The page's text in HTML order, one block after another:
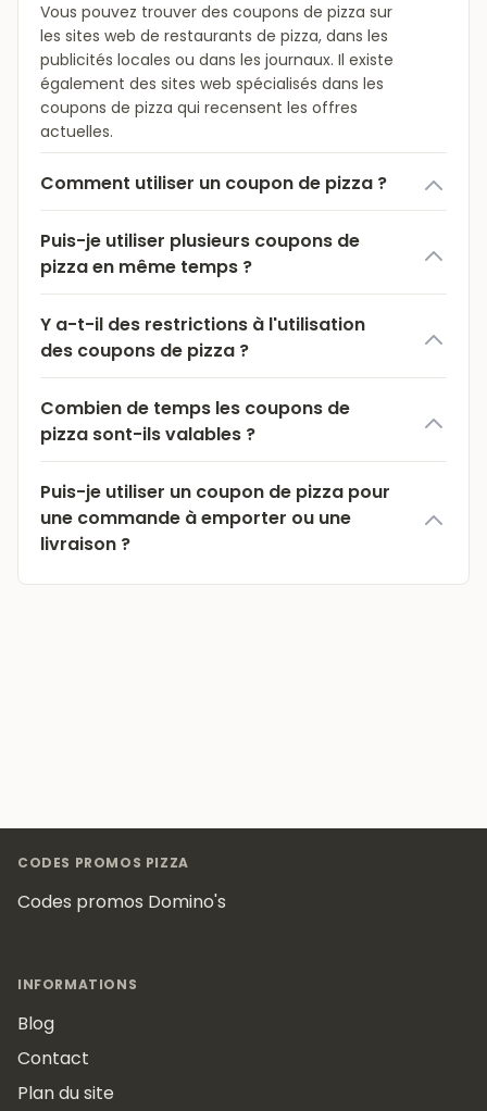
Vous pouvez trouver des coupons de pizza sur
les sites web de restaurants de pizza, dans les
publicités locales ou dans les journaux. Il existe
également des sites web spécialisés dans les
coupons de pizza qui recensent les offres
actuelles.
Comment utiliser un coupon de pizza ?
Puis-je utiliser plusieurs coupons de
pizza en même temps ?
Y a-t-il des restrictions à l'utilisation
des coupons de pizza ?
Combien de temps les coupons de
pizza sont-ils valables ?
Puis-je utiliser un coupon de pizza pour
une commande à emporter ou une
livraison ?
CODES PROMOS PIZZA
Codes promos Domino's
INFORMATIONS
Blog
Contact
Plan du site